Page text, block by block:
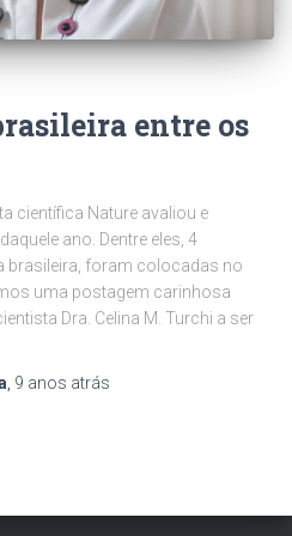
entre os
científica Nature avaliou e
ano. Dentre eles, 4
brasileira, foram colocadas no
uma postagem carinhosa
Dra. Celina M. Turchi a ser
9 anos atrás